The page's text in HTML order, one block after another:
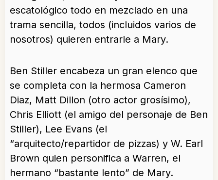
escatológico todo en mezclado en una
trama sencilla, todos (incluidos varios de
nosotros) quieren entrarle a Mary.
Ben Stiller encabeza un gran elenco que
se completa con la hermosa Cameron
Diaz, Matt Dillon (otro actor grosísimo),
Chris Elliott (el amigo del personaje de Ben
Stiller), Lee Evans (el
“arquitecto/repartidor de pizzas) y W. Earl
Brown quien personifica a Warren, el
hermano “bastante lento” de Mary.